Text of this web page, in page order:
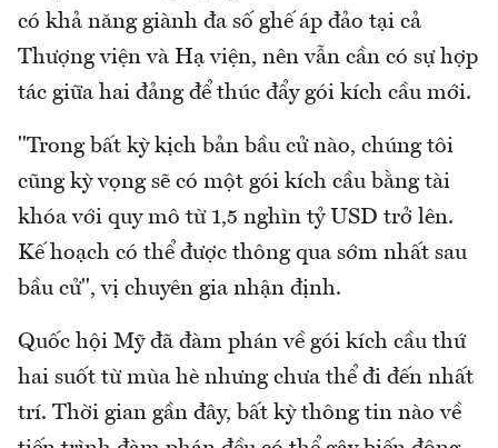
có khả năng giành đa số ghế áp đảo tại cả
Thượng viện và Hạ viện, nên vẫn cần có sự hợp
tác giữa hai đảng để thúc đẩy gói kích cầu mới.
"Trong bất kỳ kịch bản bầu cử nào, chúng tôi
cũng kỳ vọng sẽ có một gói kích cầu bằng tài
khóa với quy mô từ 1,5 nghìn tỷ USD trở lên.
Kế hoạch có thể được thông qua sớm nhất sau
bầu cử", vị chuyên gia nhận định.
Quốc hội Mỹ đã đàm phán về gói kích cầu thứ
hai suốt từ mùa hè nhưng chưa thể đi đến nhất
trí. Thời gian gần đây, bất kỳ thông tin nào về